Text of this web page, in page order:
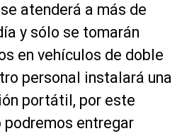
atenderá a más de
y sólo se tomarán
en vehículos de doble
personal instalará una
portátil, por este
entregar